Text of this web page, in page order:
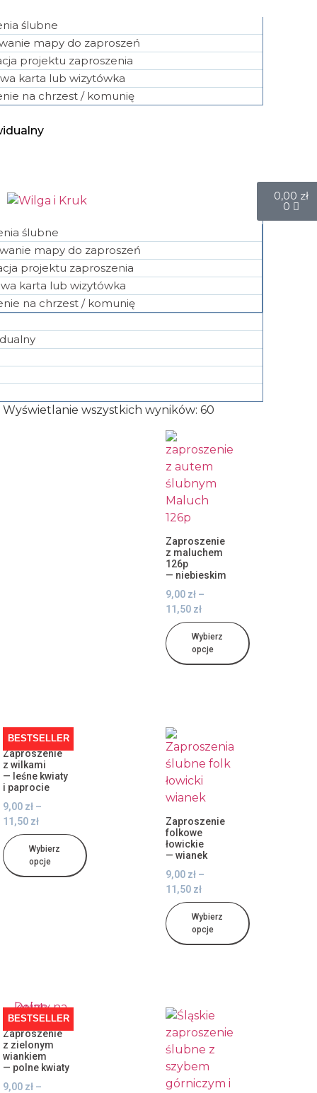
ślubne
mapy do zaproszeń
projektu zaproszenia
karta lub wizytówka
na chrzest / komunię
ślubne
mapy do zaproszeń
projektu zaproszenia
karta lub wizytówka
na chrzest / komunię
0,00 zł
0
Wyświetlanie wszystkich wyników: 60
Zaproszenie
z maluchem
126p
— niebieskim
9,00 zł –
11,50 zł
Wybierz
opcje
BESTSELLER
Zaproszenie
z wilkami
— leśne kwiaty
i paprocie
9,00 zł –
11,50 zł
Wybierz
opcje
Zaproszenie
folkowe
łowickie
— wianek
9,00 zł –
11,50 zł
Wybierz
opcje
BESTSELLER
Zaproszenie
z zielonym
wiankiem
— polne kwiaty
9,00 zł –